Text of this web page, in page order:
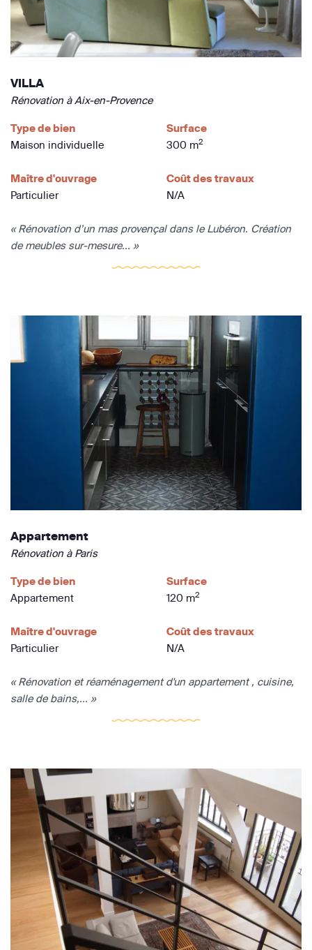
VILLA
Rénovation à Aix-en-Provence
Type de bien
Maison individuelle
Surface
300 m2
Maître d'ouvrage
Particulier
Coût des travaux
N/A
« Rénovation d’un mas provençal dans le Lubéron. Création
de meubles sur-mesure... »
Appartement
Rénovation à Paris
Type de bien
Appartement
Surface
120 m2
Maître d'ouvrage
Particulier
Coût des travaux
N/A
« Rénovation et réaménagement d'un appartement , cuisine,
salle de bains,... »